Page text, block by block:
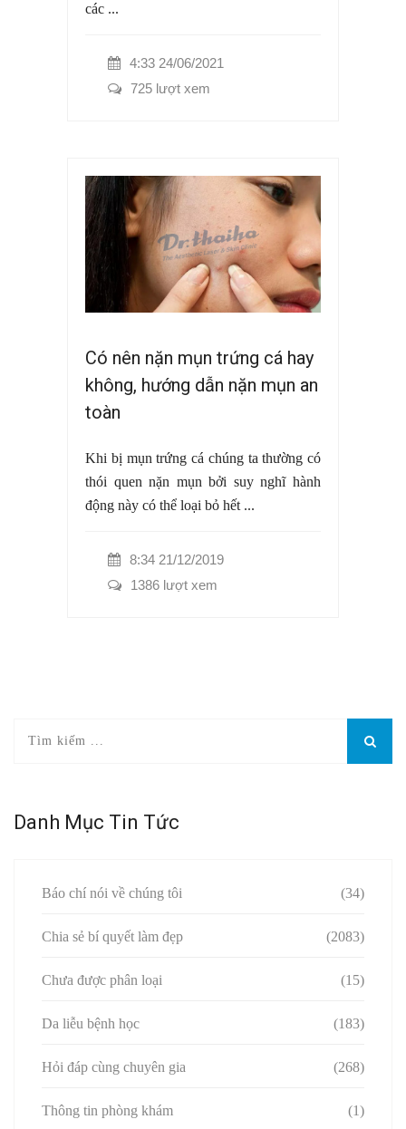
các ...
4:33 24/06/2021
725 lượt xem
Có nên nặn mụn trứng cá hay
không, hướng dẫn nặn mụn an
toàn
Khi bị mụn trứng cá chúng ta thường có
thói quen nặn mụn bởi suy nghĩ hành
động này có thể loại bỏ hết ...
8:34 21/12/2019
1386 lượt xem
Danh Mục Tin Tức
Báo chí nói về chúng tôi (34)
Chia sẻ bí quyết làm đẹp (2083)
Chưa được phân loại (15)
Da liễu bệnh học (183)
Hỏi đáp cùng chuyên gia (268)
Thông tin phòng khám (1)